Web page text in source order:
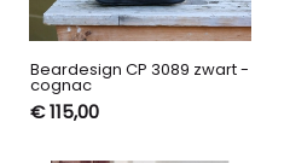
Beardesign CP 3089 zwart -
cognac
€ 115,00